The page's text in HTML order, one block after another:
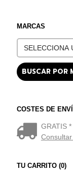
MARCAS
COSTES DE
GRATIS *
TU CARRITO (0)